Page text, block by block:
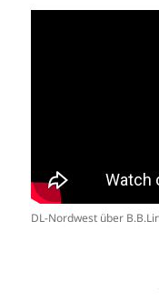
DL-Nordwest über